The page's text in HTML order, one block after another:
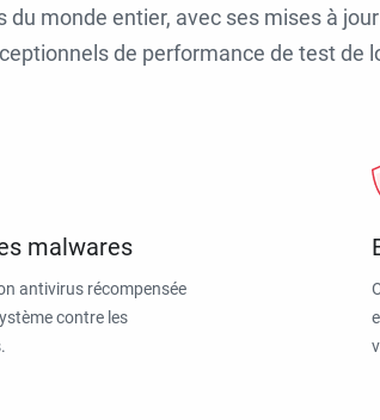
monde entier, avec ses mises à
de performance de test de
malwares
antivirus récompensée
contre les